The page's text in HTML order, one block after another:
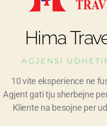
Hima
AGJENSI
10 vite eksperience ne
Agjent gati tju sherbejne
Kliente na besojne per